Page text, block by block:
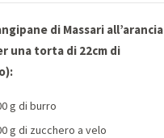
di Massari all’arancia
una torta di 22cm di
g di burro
g di zucchero a velo